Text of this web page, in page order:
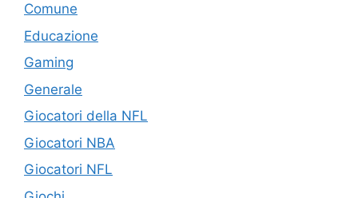
Comune
Educazione
Gaming
Generale
Giocatori della NFL
Giocatori NBA
Giocatori NFL